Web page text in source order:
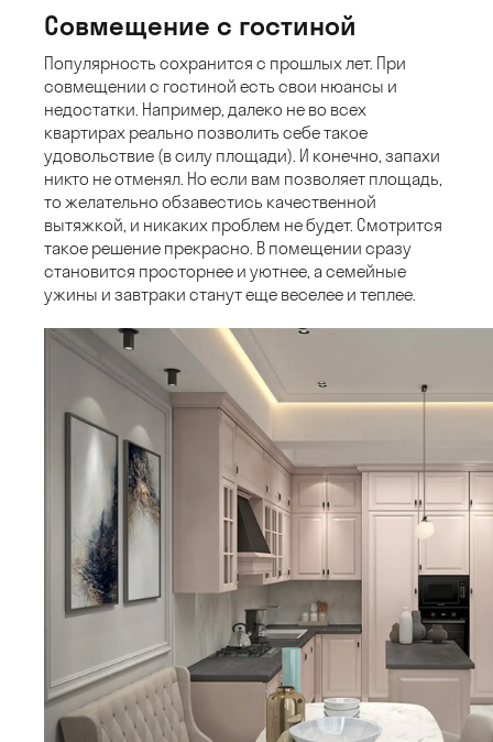
Совмещение с гостиной
Популярность сохранится с прошлых лет. При
совмещении с гостиной есть свои нюансы и
недостатки. Например, далеко не во всех
квартирах реально позволить себе такое
удовольствие (в силу площади). И конечно, запахи
никто не отменял. Но если вам позволяет площадь,
то желательно обзавестись качественной
вытяжкой, и никаких проблем не будет. Смотрится
такое решение прекрасно. В помещении сразу
становится просторнее и уютнее, а семейные
ужины и завтраки станут еще веселее и теплее.